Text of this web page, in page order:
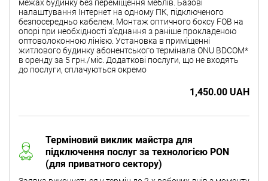
межах будинку без переміщення меблів. Базові
налаштування Інтернет на одному ПК, підключеного
безпосередньо кабелем. Монтаж оптичного боксу FOB на
опорі при необхідності з'єднання з раніше прокладеною
оптоволоконною лінією. Установка в приміщенні
житлового будинку абонентського термінала ONU BDCOM*
в оренду за 5 грн./міс. Додаткові послуги, що не входять
до послуги, сплачуються окремо
1,450.00 UAH
Терміновий виклик майстра для
підключення послуг за технологією PON
(для приватного сектору)